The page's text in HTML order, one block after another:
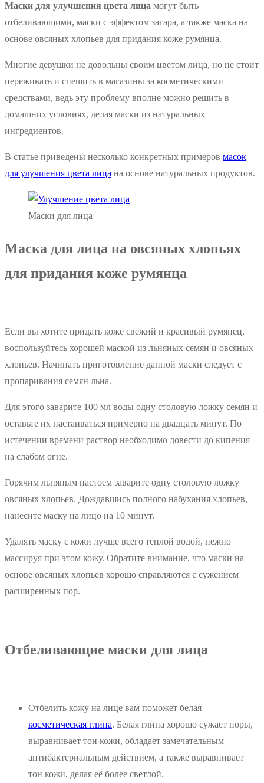
Маски для улучшения цвета лица могут быть
отбеливающими, маски с эффектом загара, а также маска на
основе овсяных хлопьев для придания коже румянца.
Многие девушки не довольны своим цветом лица, но не стоит
переживать и спешить в магазины за косметическими
средствами, ведь эту проблему вполне можно решить в
домашних условиях, делая маски из натуральных
ингредиентов.
В статье приведены несколько конкретных примеров масок
для улучшения цвета лица на основе натуральных продуктов.
Маски для лица
Маска для лица на овсяных хлопьях
для придания коже румянца
Если вы хотите придать коже свежий и красивый румянец,
воспользуйтесь хорошей маской из льняных семян и овсяных
хлопьев. Начинать приготовление данной маски следует с
пропаривания семян льна.
Для этого заварите 100 мл воды одну столовую ложку семян и
оставьте их настаиваться примерно на двадцать минут. По
истечении времени раствор необходимо довести до кипения
на слабом огне.
Горячим льняным настоем заварите одну столовую ложку
овсяных хлопьев. Дождавшись полного набухания хлопьев,
нанесите маску на лицо на 10 минут.
Удалять маску с кожи лучше всего тёплой водой, нежно
массируя при этом кожу. Обратите внимание, что маски на
основе овсяных хлопьев хорошо справляются с сужением
расширенных пор.
Отбеливающие маски для лица
Отбелить кожу на лице вам поможет белая
косметическая глина. Белая глина хорошо сужает поры,
выравнивает тон кожи, обладает замечательным
антибактериальным действием, а также выравнивает
тон кожи, делая её более светлой.